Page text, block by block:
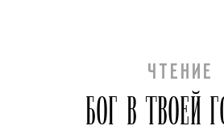
ЧТЕНИЕ
БОГ В ТВОЕЙ